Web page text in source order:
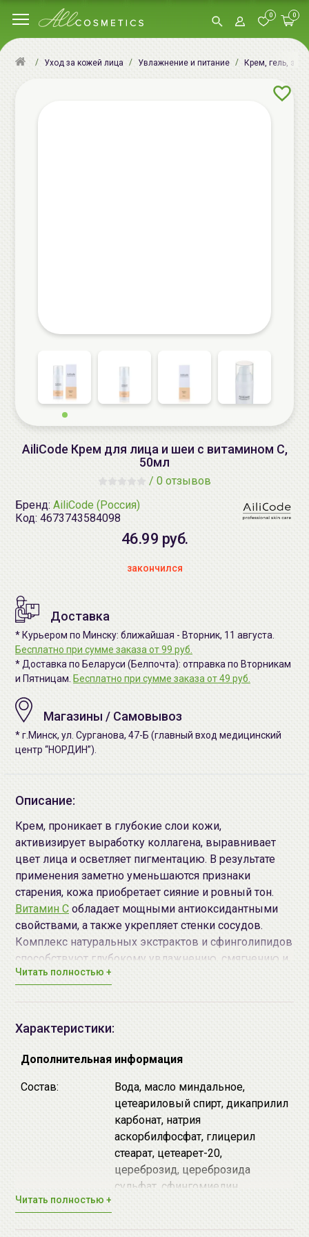
0 0
Уход за кожей лица Увлажнение и питание Крем, гель,
AiliCode Крем для лица и шеи с витамином С,
50мл
/ 0 отзывов
Бренд: AiliCode (Россия)
Код: 4673743584098
46.99 руб.
закончился
Доставка
* Курьером по Минску: ближайшая - Вторник, 11 августа.
Бесплатно при сумме заказа от 99 руб.
* Доставка по Беларуси (Белпочта): отправка по Вторникам
и Пятницам. Бесплатно при сумме заказа от 49 руб.
Магазины / Самовывоз
* г.Минск, ул. Сурганова, 47-Б (главный вход медицинский
центр “НОРДИН”).
Описание:
Крем, проникает в глубокие слои кожи,
активизирует выработку коллагена, выравнивает
цвет лица и осветляет пигментацию. В результате
применения заметно уменьшаются признаки
старения, кожа приобретает сияние и ровный тон.
Витамин С обладает мощными антиоксидантными
свойствами, а также укрепляет стенки сосудов.
Комплекс натуральных экстрактов и сфинголипидов
способствуют глубокому увлажнению, смягчению и
восстановлению кожи, гидро-липидной мантии.
предварительноочищенную
легкими похлопывающими движениями.
Читать полностью +
Характеристики:
Дополнительная информация
Состав:
Вода, масло миндальное,
цетеариловый спирт, дикаприлил
карбонат, натрия
аскорбилфосфат, глицерил
стеарат, цетеарет-20,
цереброзид, цереброзида
сульфат, сфингомиелин,
Читать полностью +